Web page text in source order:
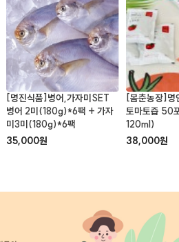
[명진식품]병어,가자미SET
병어 2미(180g)*6팩 + 가자
미3미(180g)*6팩
35,000원
[봄춘농장]명
토마토즙 50
120ml)
38,000원